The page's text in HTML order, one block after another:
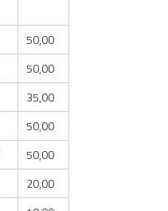
50,00
50,00
35,00
50,00
50,00
20,00